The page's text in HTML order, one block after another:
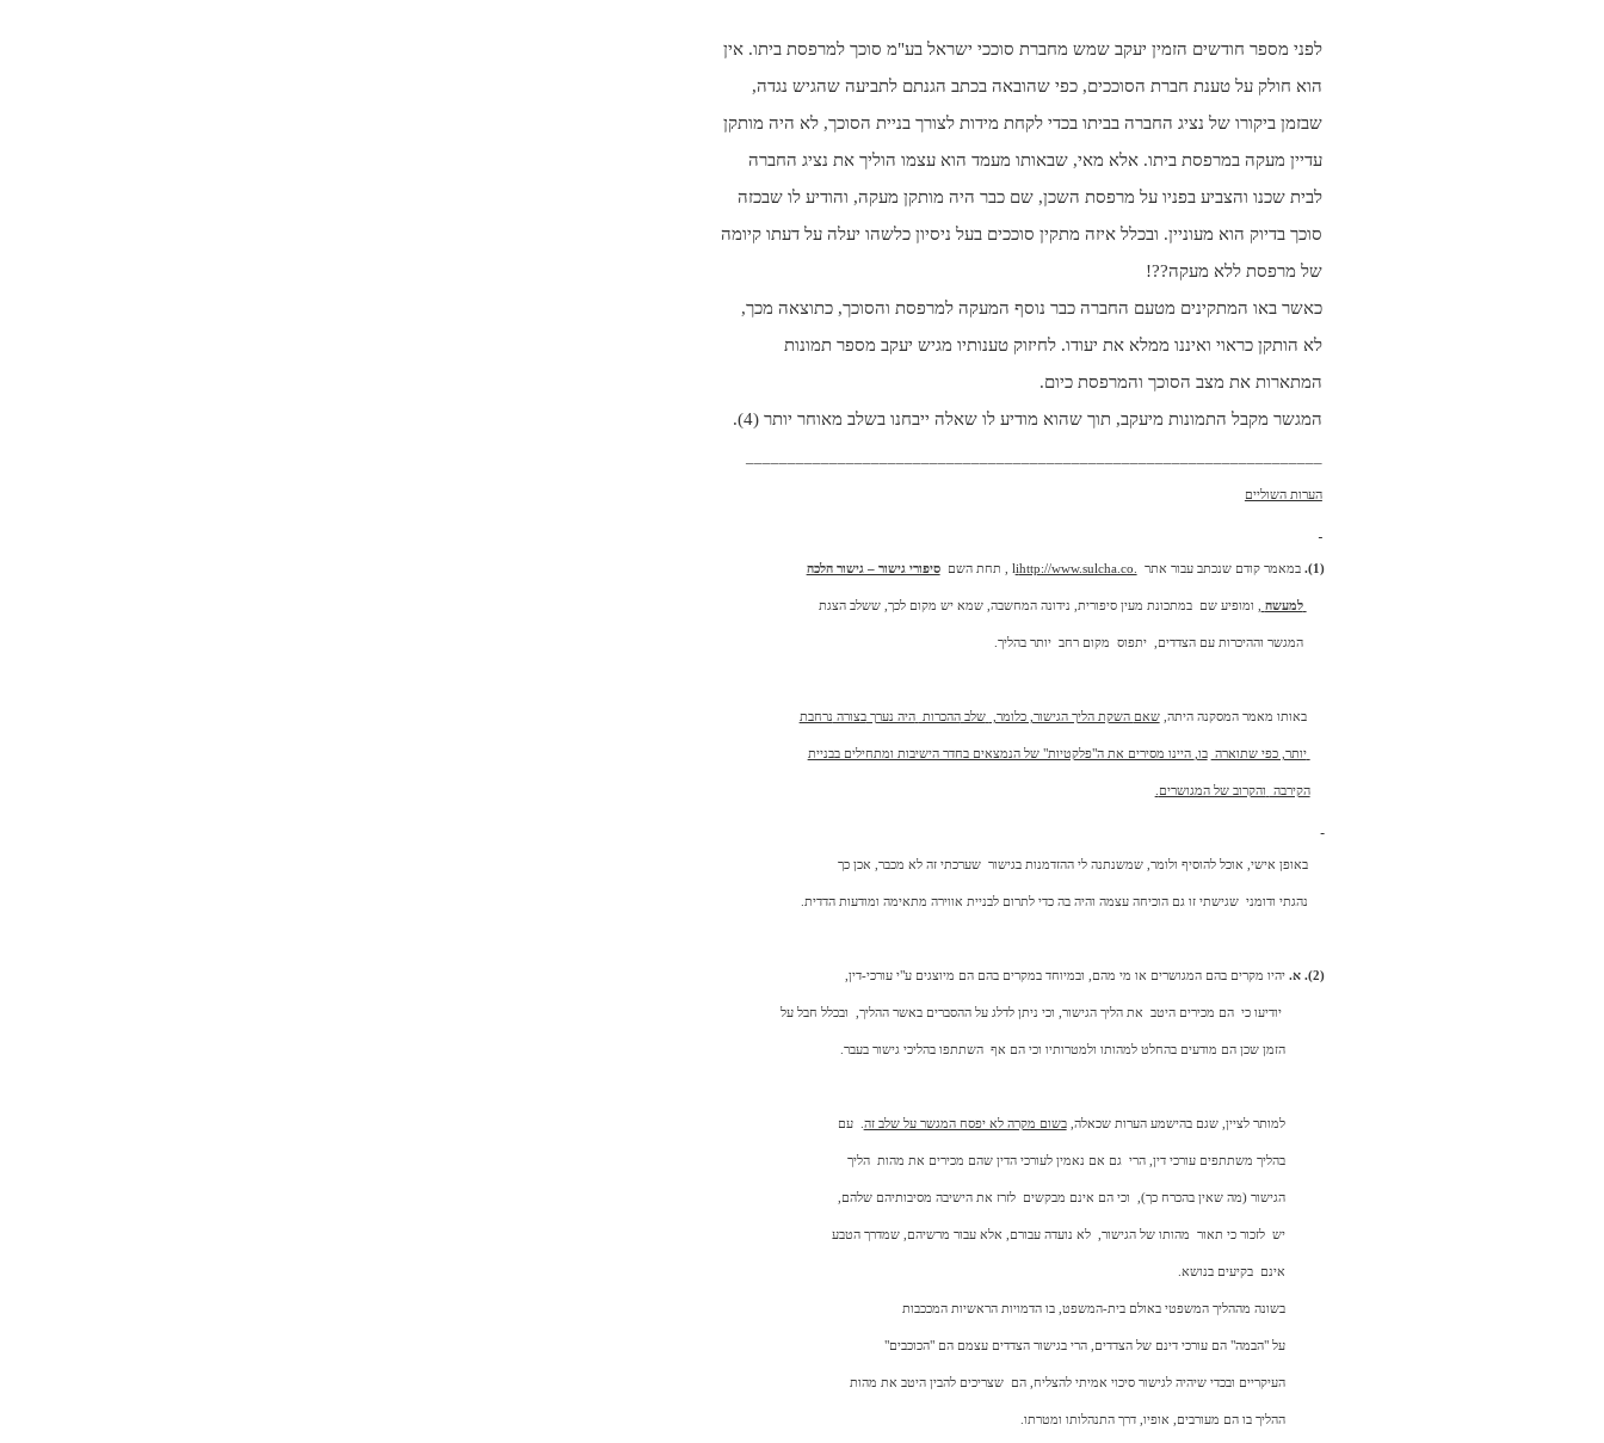
לפני מספר חודשים הזמין יעקב שמש מחברת סוככי ישראל בע"מ סוכך למרפסת ביתו. אין
הוא חולק על טענת חברת הסוככים, כפי שהובאה בכתב הגנתם לתביעה שהגיש נגדה,
שבזמן ביקורו של נציג החברה בביתו בכדי לקחת מידות לצורך בניית הסוכך, לא היה מותקן
עדיין מעקה במרפסת ביתו. אלא מאי, שבאותו מעמד הוא עצמו הוליך את נציג החברה
לבית שכנו והצביע בפניו על מרפסת השכן, שם כבר היה מותקן מעקה, והודיע לו שבכזה
סוכך בדיוק הוא מעוניין. ובכלל איזה מתקין סוככים בעל ניסיון כלשהו יעלה על דעתו קיומה
של מרפסת ללא מעקה??!
כאשר באו המתקינים מטעם החברה כבר נוסף המעקה למרפסת והסוכך, כתוצאה מכך,
לא הותקן כראוי ואיננו ממלא את יעודו. לחיזוק טענותיו מגיש יעקב מספר תמונות
המתארות את מצב הסוכך והמרפסת כיום.
המגשר מקבל התמונות מיעקב, תוך שהוא מודיע לו שאלה ייבחנו בשלב מאוחר יותר (4).
הערות השוליים
(1). במאמר קודם שנכתב עבור אתר http://www.sulcha.co.
i
l , תחת השם סיפורי גישור – גישור הלכה
למעשה , ומופיע שם במתכונת מעין סיפורית, נידונה המחשבה, שמא יש מקום לכך, ששלב הצגת
המגשר וההיכרות עם הצדדים, יתפוס מקום רחב יותר בהליך.
באותו מאמר המסקנה היתה,שאם השקת הליך הגישור, כלומר, שלבההכרות היה נערךבצורה נרחבת
יותר, כפי שתוארה בו, היינו מסירים את ה"פלקטיות" של הנמצאים בחדר הישיבות ומתחילים בבניית
הקירבה והקרוב של המגושרים.
באופן אישי, אוכל להוסיף ולומר, שמשנתנה לי ההזדמנות בגישור שערכתי זה לא מכבר, אכן כך
נהגתי ודומני שגישתי זו גם הוכיחה עצמה והיה בה כדי לתרום לבניית אווירה מתאימה ומודעות הדדית.
(2). א. יהיו מקרים בהם המגושרים או מי מהם, ובמיוחד במקרים בהם הם מיוצגים ע"י עורכי-דין,
יודיעו כי הם מכירים היטב את הליך הגישור, וכי ניתן לדלג על ההסברים באשר ההליך, ובכלל חבל על
הזמן שכן הם מודעים בהחלט למהותו ולמטרותיו וכי הם אף השתתפו בהליכי גישור בעבר.
למותר לציין, שגם בהישמע הערות שכאלה,בשום מקרה לא יפסח המגשר על שלב זה. עם
בהליך משתתפים עורכי דין, הרי גם אם נאמין לעורכי הדין שהם מכירים את מהות הליך
הגישור (מה שאין בהכרח כך), וכי הם אינם מבקשים לזרז את הישיבה מסיבותיהם שלהם,
יש לזכור כי תאור מהותו של הגישור, לא נועדה עבורם, אלא עבור מרשיהם, שמדרך הטבע
אינם בקיעים בנושא.
בשונה מההליך המשפטי באולם בית-המשפט, בו הדמויות הראשיות המככבות
על "הבמה" הם עורכי דינם של הצדדים, הרי בגישור הצדדים עצמם הם "הכוכבים"
העיקריים ובכדי שיהיה לגישור סיכוי אמיתי להצליח, הם שצריכים להבין היטב את מהות
ההליך בו הם מעורבים, אופיו, דרך התנהלותו ומטרתו.